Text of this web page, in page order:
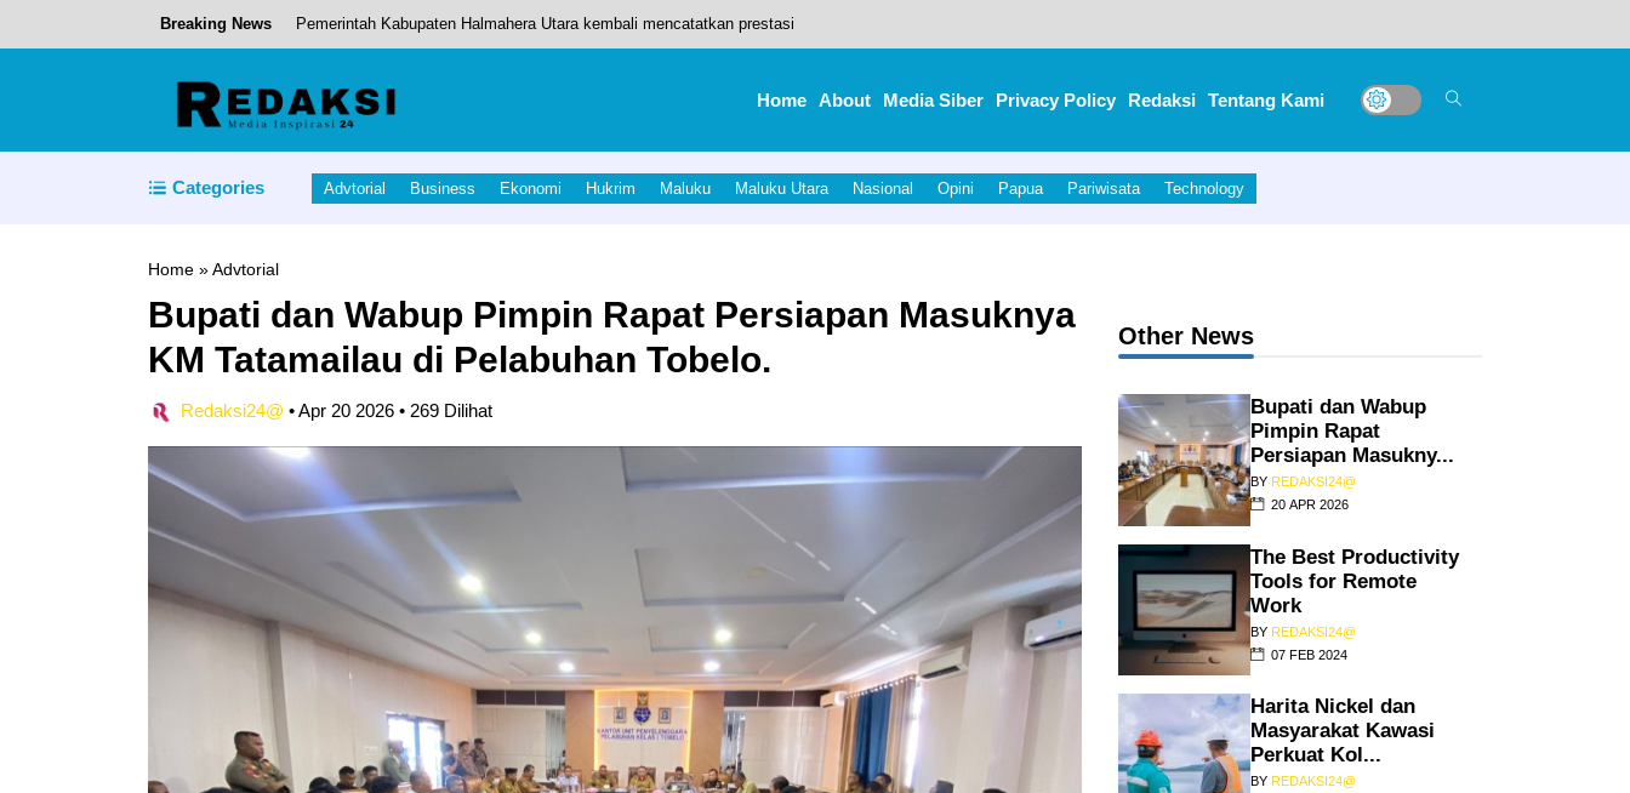
Breaking News Pemerintah Kabupaten Halmahera Utara kembali mencatatkan prestasi
Pembukaan PORPROV ke- V Bupati Piet Dampingi Gubernur Sherly Buka Porprov Ke-V
8 Anak-anak jadi Korban Kecelakaan Kendaraan VIAR
Home About Media Siber Privacy Policy Redaksi Tentang Kami
Categories Advtorial Business Ekonomi Hukrim Maluku Maluku Utara Nasional Opini Papua Pariwisata Technology
Home » Advtorial
Bupati dan Wabup Pimpin Rapat Persiapan Masuknya
KM Tatamailau di Pelabuhan Tobelo.
Redaksi24@ •Apr 20 2026 • 269 Dilihat
Other News
Bupati dan Wabup
Pimpin Rapat
Persiapan Masukny...
BY REDAKSI24@
20 APR 2026
The Best Productivity
Tools for Remote
Work
BY REDAKSI24@
07 FEB 2024
Harita Nickel dan
Masyarakat Kawasi
Perkuat Kol...
BY REDAKSI24@